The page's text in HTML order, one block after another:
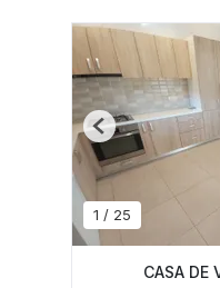
1 / 25
Previous
CASA DE